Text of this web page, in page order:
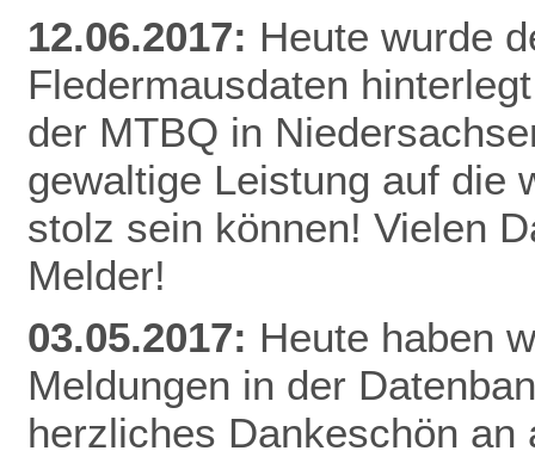
12.06.2017: Heute wurde
Fledermausdaten
der MTBQ in
gewaltige Leistung auf die
stolz sein können! Vielen
Melder!
03.05.2017: Heute haben
Meldungen in der
herzliches Dankeschön